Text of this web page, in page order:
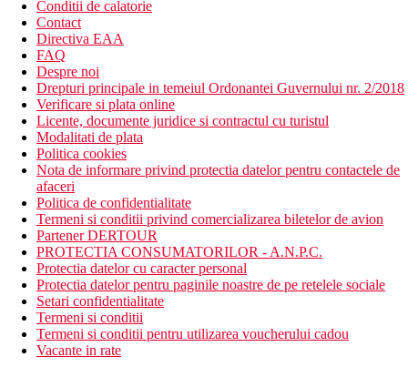
accesibil prin comunicare locala
sezlonguri si umbrele gratuite
Activitati gratuite
fitness
programe de seara neregulate
tenis de masa
Activitati sportive contra cost
inchiriere de biciclete
Mese
All Inclusive
Mic dejun (8:00-10:00), pranz (13:00-14:15), cina (19:00-
20:30) bufet.
Bauturi racoritoare usoare (16.45-18.00)
Bauturi racoritoare, bere, vin, bauturi alcoolice (toate
produse local), cafea filtrata, ceai (10.00-22.00)
*Va rugam sa retineti: orele si locatiile de mai sus pot fi
modificate.
Categoria oficiala
4 stele
Conditii de calatorie
Contact
Directiva EAA
FAQ
Despre noi
Drepturi principale in temeiul Ordonantei Guvernului nr. 2/2018
Verificare si plata online
Licente, documente juridice si contractul cu turistul
Modalitati de plata
Politica cookies
Nota de informare privind protectia datelor pentru contactele de
afaceri
Politica de confidentialitate
Termeni si conditii privind comercializarea biletelor de avion
Partener DERTOUR
PROTECTIA CONSUMATORILOR - A.N.P.C.
Protectia datelor cu caracter personal
Protectia datelor pentru paginile noastre de pe retelele sociale
Setari confidentialitate
Termeni si conditii
Termeni si conditii pentru utilizarea voucherului cadou
Vacante in rate